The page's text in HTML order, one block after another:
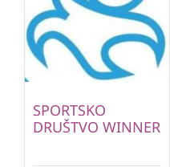
SPORTSKO
DRUŠTVO WINNER